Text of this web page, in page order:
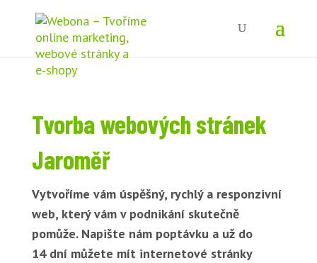
Tvorba webových stránek
Jaroměř
Vytvoříme vám úspěšný, rychlý a responzivní
web, který vám v podnikání skutečně
pomůže. Napište nám poptávku a už do
14 dní můžete mít internetové stránky